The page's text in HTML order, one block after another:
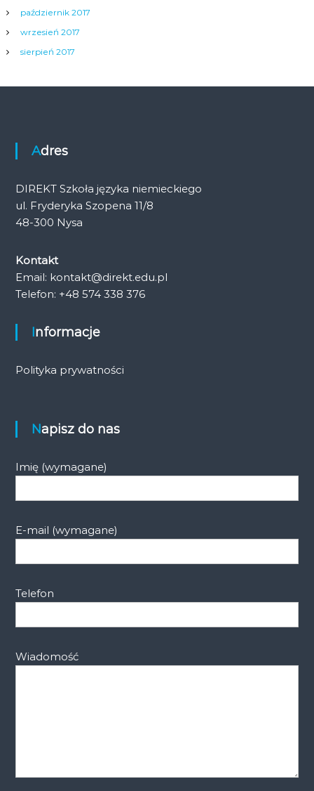
październik 2017
wrzesień 2017
sierpień 2017
Adres
DIREKT Szkoła języka niemieckiego
ul. Fryderyka Szopena 11/8
48-300 Nysa
Kontakt
Email: kontakt@direkt.edu.pl
Telefon: +48 574 338 376
Informacje
Polityka prywatności
Napisz do nas
Imię (wymagane)
E-mail (wymagane)
Telefon
Wiadomość